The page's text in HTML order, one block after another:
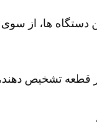
دستگاه ها، از
تشخیص دهند،